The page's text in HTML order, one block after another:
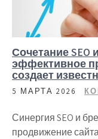
Сочетание SEO
эффективное
создает
5 МАРТА 2026
Синергия SEO и
продвижение